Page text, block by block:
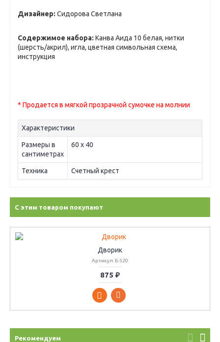
Дизайнер: Сидорова Светлана
Содержимое набора: Канва Аида 10 белая, нитки
(шерсть/акрил), игла, цветная символьная схема,
инструкция
* Продается в мягкой прозрачной сумочке на молнии
Характеристики
Размеры в
сантиметрах
60 х 40
Техника Счетный крест
С этим товаром покупают
Дворик
Артикул: Б-520
875 ₽
Рекомендуем